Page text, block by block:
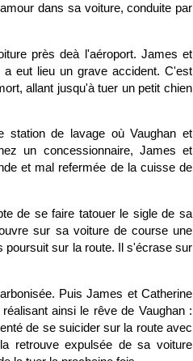
dans sa voiture, conduite par
près deà l'aéroport. James et
eut lieu un grave accident. C'est
allant jusqu'à tuer un petit chien
station de lavage où Vaughan et
un concessionnaire, James et
et mal refermée de la cuisse de
de se faire tatouer le sigle de sa
sur sa voiture de course une
poursuit sur la route. Il s'écrase sur
Puis James et Catherine
ainsi le rêve de Vaughan :
de se suicider sur la route avec
retrouve expulsée de sa voiture